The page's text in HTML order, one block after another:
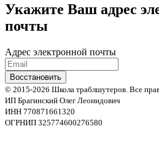
Укажите Ваш адрес
почты
Адрес электронной почты
© 2015-2026 Школа траблшутеров. Все
ИП Брагинский Олег Леонидович
ИНН 770871661320
ОГРНИП 325774600276580